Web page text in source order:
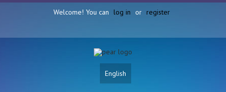
Welcome! You can log in or register
English